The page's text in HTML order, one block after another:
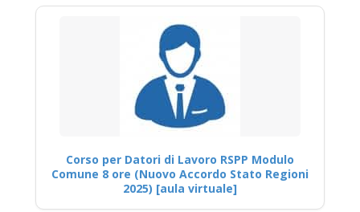
Corso per Datori di Lavoro RSPP Modulo
Comune 8 ore (Nuovo Accordo Stato Regioni
2025) [aula virtuale]